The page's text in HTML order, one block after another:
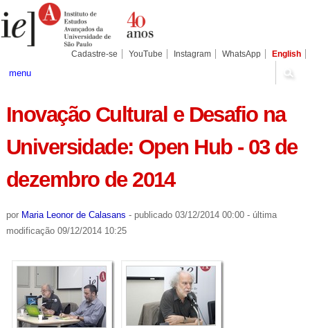
para
conteúdo.
Pessoais
Cadastre-se YouTube Instagram WhatsApp English
menu
Inovação Cultural e Desafio na
Universidade: Open Hub - 03 de
dezembro de 2014
por Maria Leonor de Calasans - publicado03/12/2014 00:00 - última
modificação09/12/2014 10:25